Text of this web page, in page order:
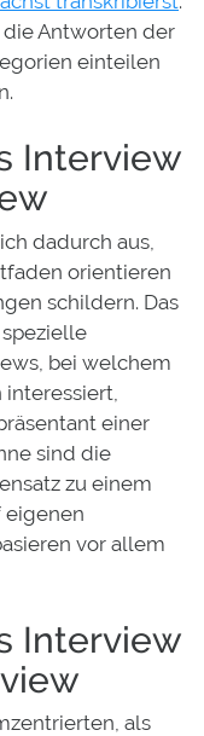
die Antworten der
einteilen
Interview
dadurch aus,
orientieren
schildern. Das
bei welchem
einer
sind die
zu einem
eigenen
vor allem
Interview
als